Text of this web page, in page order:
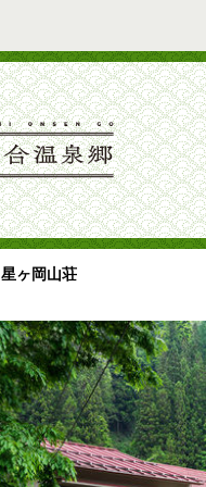
星ヶ岡山荘